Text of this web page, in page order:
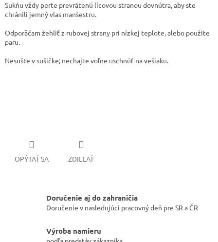
​Sukňu vždy perte prevrátenú lícovou stranou dovnútra, aby ste
chránili jemný vlas manšestru.
​​Odporäčam žehliť z rubovej strany pri nízkej teplote, alebo použite
paru.
​Nesušte v sušičke; nechajte voľne uschnúť na vešiaku.
OPÝTAŤ SA ZDIEĽAŤ
Doručenie aj do zahraničia
Doručenie v nasledujúci pracovný deň pre SR a ČR
Výroba namieru